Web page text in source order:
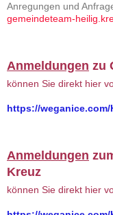
Anregungen und
gemeindeteam-
Anmeldungen zu
können Sie direkt hier
https://weganice.com/
Anmeldungen
Kreuz
können Sie direkt hier